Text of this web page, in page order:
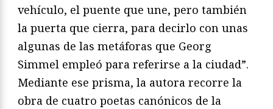
vehículo, el puente que une, pero también
la puerta que cierra, para decirlo con unas
algunas de las metáforas que Georg
Simmel empleó para referirse a la ciudad”.
Mediante ese prisma, la autora recorre la
obra de cuatro poetas canónicos de la